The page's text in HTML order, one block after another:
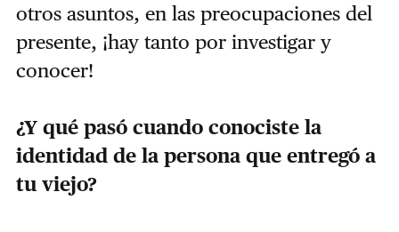
otros asuntos, en las preocupaciones del
presente, ¡hay tanto por investigar y
conocer!
¿Y qué pasó cuando conociste la
identidad de la persona que entregó a
tu viejo?